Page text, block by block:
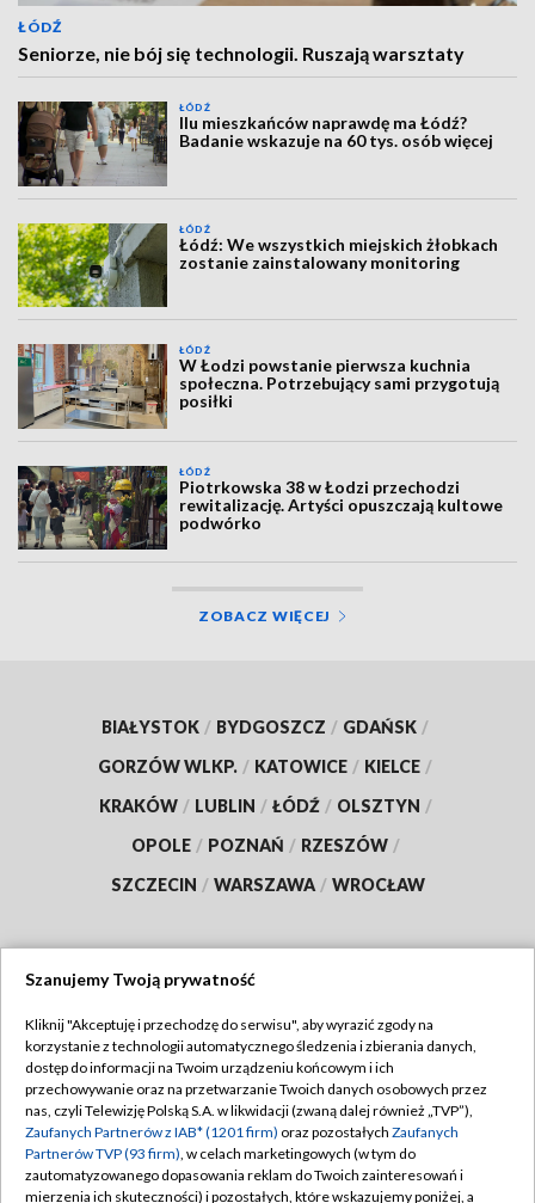
ŁÓDŹ
Seniorze, nie bój się technologii. Ruszają warsztaty
ŁÓDŹ
Ilu mieszkańców naprawdę ma Łódź?
Badanie wskazuje na 60 tys. osób więcej
ŁÓDŹ
Łódź: We wszystkich miejskich żłobkach
zostanie zainstalowany monitoring
ŁÓDŹ
W Łodzi powstanie pierwsza kuchnia
społeczna. Potrzebujący sami przygotują
posiłki
ŁÓDŹ
Piotrkowska 38 w Łodzi przechodzi
rewitalizację. Artyści opuszczają kultowe
podwórko
ZOBACZ WIĘCEJ
BIAŁYSTOK / BYDGOSZCZ / GDAŃSK /
GORZÓW WLKP. / KATOWICE / KIELCE /
KRAKÓW / LUBLIN / ŁÓDŹ / OLSZTYN /
OPOLE / POZNAŃ / RZESZÓW /
SZCZECIN / WARSZAWA / WROCŁAW
TVP
Abonament TVP
Emisja w TVP
Centrum informacji TVP
Regulamin TVP
Polityka prywatności
Moje zgody
Szanujemy Twoją prywatność
Kliknij "Akceptuję i przechodzę do serwisu", aby wyrazić zgody na
korzystanie z technologii automatycznego śledzenia i zbierania danych,
dostęp do informacji na Twoim urządzeniu końcowym i ich
przechowywanie oraz na przetwarzanie Twoich danych osobowych przez
nas, czyli Telewizję Polską S.A. w likwidacji (zwaną dalej również „TVP”),
Zaufanych Partnerów z IAB* (1201 firm) oraz pozostałych Zaufanych
Partnerów TVP (93 firm), w celach marketingowych (w tym do
zautomatyzowanego dopasowania reklam do Twoich zainteresowań i
mierzenia ich skuteczności) i pozostałych, które wskazujemy poniżej, a